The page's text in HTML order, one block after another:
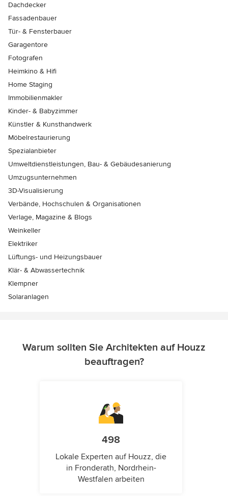
Dachdecker
Fassadenbauer
Tür- & Fensterbauer
Garagentore
Fotografen
Heimkino & Hifi
Home Staging
Immobilienmakler
Kinder- & Babyzimmer
Künstler & Kunsthandwerk
Möbelrestaurierung
Spezialanbieter
Umweltdienstleistungen, Bau- & Gebäudesanierung
Umzugsunternehmen
3D-Visualisierung
Verbände, Hochschulen & Organisationen
Verlage, Magazine & Blogs
Weinkeller
Elektriker
Lüftungs- und Heizungsbauer
Klär- & Abwassertechnik
Klempner
Solaranlagen
Warum sollten Sie Architekten auf Houzz
beauftragen?
498
Lokale Experten auf Houzz, die
in Fronderath, Nordrhein-
Westfalen arbeiten